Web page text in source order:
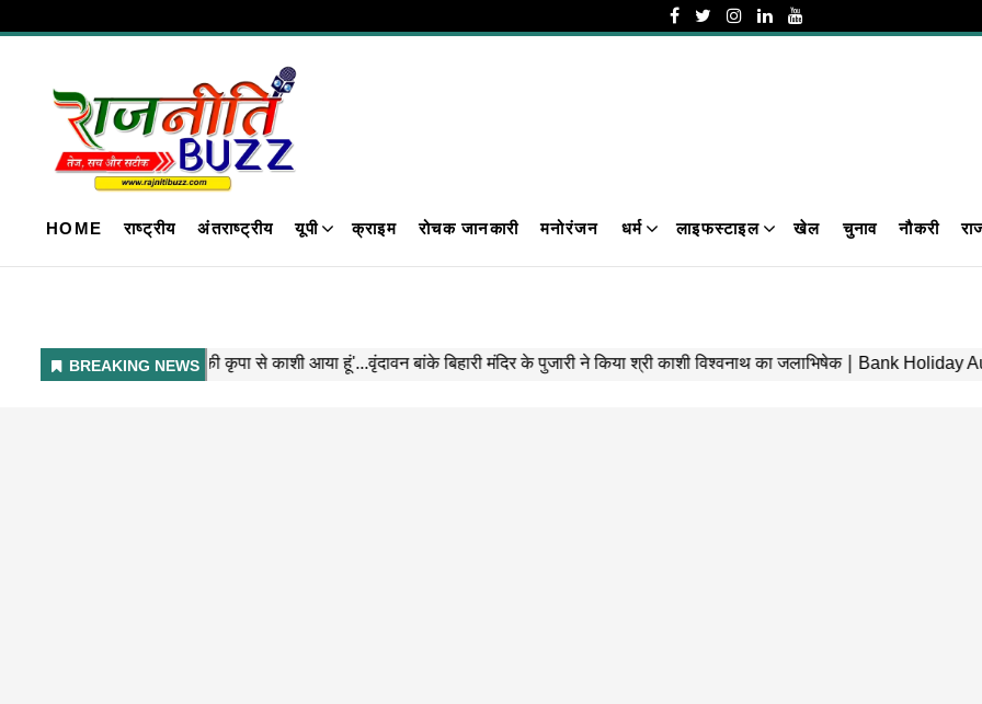
HOME राष्ट्रीय अंतराष्ट्रीय यूपी क्राइम रोचक जानकारी मनोरंजन धर्म लाइफस्टाइल खेल चुनाव नौकरी